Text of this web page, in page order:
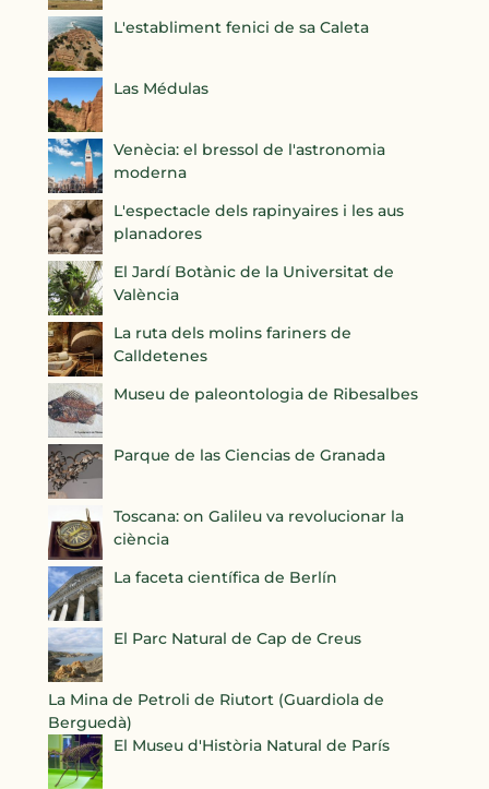
L'establiment fenici de sa Caleta
Las Médulas
Venècia: el bressol de l'astronomia
moderna
L'espectacle dels rapinyaires i les aus
planadores
El Jardí Botànic de la Universitat de
València
La ruta dels molins fariners de
Calldetenes
Museu de paleontologia de Ribesalbes
Parque de las Ciencias de Granada
Toscana: on Galileu va revolucionar la
ciència
La faceta científica de Berlín
El Parc Natural de Cap de Creus
La Mina de Petroli de Riutort (Guardiola de
Berguedà)
El Museu d'Història Natural de París